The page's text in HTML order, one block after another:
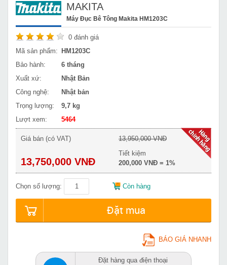
MAKITA
Máy Đục Bê Tông Makita HM1203C
0 đánh giá
Mã sản phẩm:
HM1203C
Bảo hành:
6 tháng
Xuất xứ:
Nhật Bản
Công nghệ:
Nhật bản
Trọng lượng:
9,7 kg
Lượt xem:
5464
Giá bán (có VAT)
13,750,000 VNĐ
13,950,000 VNĐ
Tiết kiệm
200,000 VNĐ = 1%
Chọn số lượng: Còn hàng
Đặt mua
BÁO GIÁ NHANH
Đặt hàng qua điện thoại